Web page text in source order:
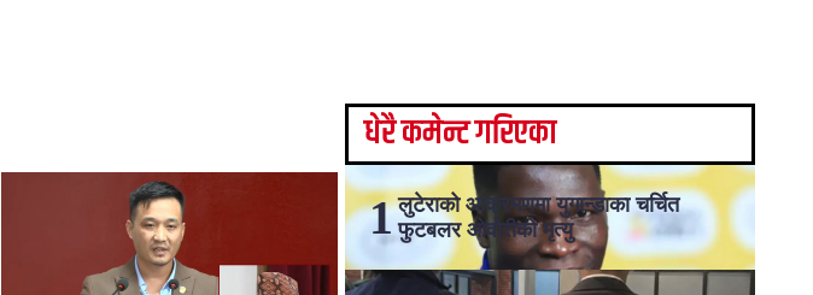
धेरै कमेन्ट गरिएका
लुटेराको आक्रमणमा युगान्डाका चर्चित
फुटबलर ओवोरीको मृत्यु